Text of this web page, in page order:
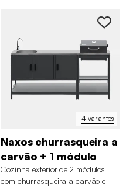
4 variantes
Naxos churrasqueira a
carvão + 1 módulo
Cozinha exterior de 2 módulos
com churrasqueira a carvão e